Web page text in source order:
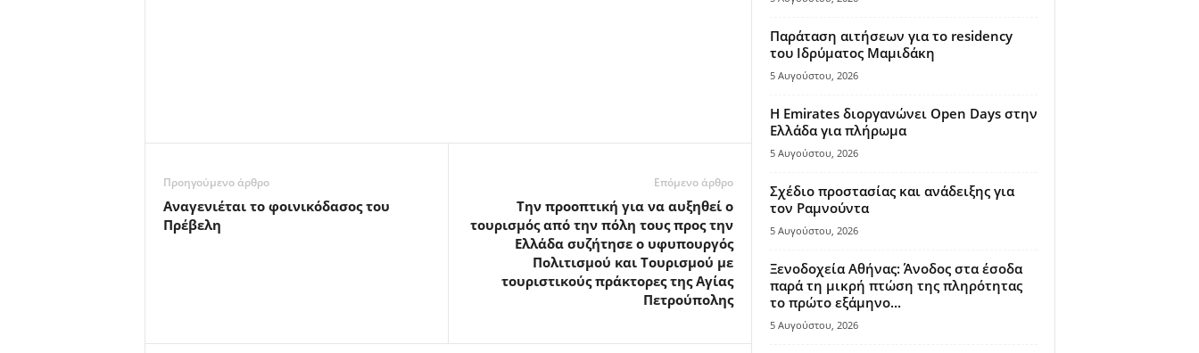
Προηγούμενο άρθρο
Αναγενιέται το φοινικόδασος του
Πρέβελη
Επόμενο άρθρο
Την προοπτική για να αυξηθεί ο
τουρισμός από την πόλη τους προς την
Ελλάδα συζήτησε ο υφυπουργός
Πολιτισμού και Τουρισμού με
τουριστικούς πράκτορες της Αγίας
Πετρούπολης
Παράταση αιτήσεων για το residency
του Ιδρύματος Μαμιδάκη
5 Αυγούστου, 2026
Η Emirates διοργανώνει Open Days στην
Ελλάδα για πλήρωμα
5 Αυγούστου, 2026
Σχέδιο προστασίας και ανάδειξης για
τον Ραμνούντα
5 Αυγούστου, 2026
Ξενοδοχεία Αθήνας: Άνοδος στα έσοδα
παρά τη μικρή πτώση της πληρότητας
το πρώτο εξάμηνο...
5 Αυγούστου, 2026